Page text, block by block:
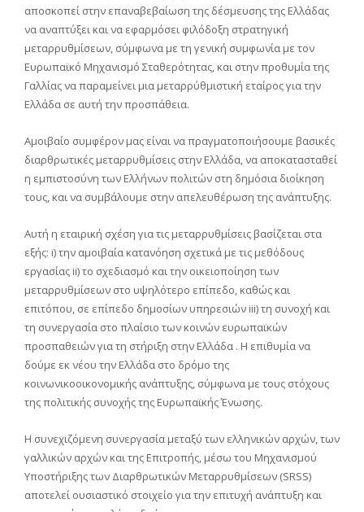
αποσκοπεί στην επαναβεβαίωση της δέσμευσης της Ελλάδας
να αναπτύξει και να εφαρμόσει φιλόδοξη στρατηγική
μεταρρυθμίσεων, σύμφωνα με τη γενική συμφωνία με τον
Ευρωπαϊκό Μηχανισμό Σταθερότητας, και στην προθυμία της
Γαλλίας να παραμείνει μια μεταρρύθμιστική εταίρος για την
Ελλάδα σε αυτή την προσπάθεια.
Αμοιβαίο συμφέρον μας είναι να πραγματοποιήσουμε βασικές
διαρθρωτικές μεταρρυθμίσεις στην Ελλάδα, να αποκατασταθεί
η εμπιστοσύνη των Ελλήνων πολιτών στη δημόσια διοίκηση
τους, και να συμβάλουμε στην απελευθέρωση της ανάπτυξης.
Αυτή η εταιρική σχέση για τις μεταρρυθμίσεις βασίζεται στα
εξής: i) την αμοιβαία κατανόηση σχετικά με τις μεθόδους
εργασίας ii) το σχεδιασμό και την οικειοποίηση των
μεταρρυθμίσεων στο υψηλότερο επίπεδο, καθώς και
επιτόπου, σε επίπεδο δημοσίων υπηρεσιών iii) τη συνοχή και
τη συνεργασία στο πλαίσιο των κοινών ευρωπαϊκών
προσπαθειών για τη στήριξη στην Ελλάδα . Η επιθυμία να
δούμε εκ νέου την Ελλάδα στο δρόμο της
κοινωνικοοικονομικής ανάπτυξης, σύμφωνα με τους στόχους
της πολιτικής συνοχής της Ευρωπαϊκής Ένωσης.
Η συνεχιζόμενη συνεργασία μεταξύ των ελληνικών αρχών, των
γαλλικών αρχών και της Επιτροπής, μέσω του Μηχανισμού
Υποστήριξης των Διαρθρωτικών Μεταρρυθμίσεων (SRSS)
αποτελεί ουσιαστικό στοιχείο για την επιτυχή ανάπτυξη και